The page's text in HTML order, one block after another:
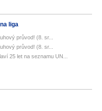
liga
průvod! (8. sr...
průvod! (8. sr...
25 let na seznamu UN...